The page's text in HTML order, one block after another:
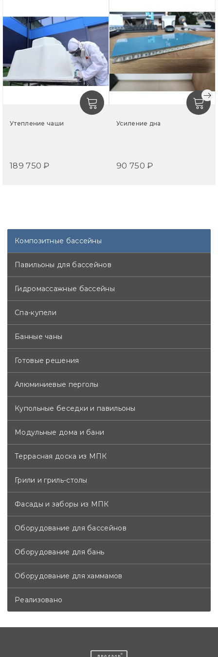
Композитные бассейны
Павильоны для бассейнов
Гидромассажные бассейны
Спа-купели
Банные чаны
Готовые решения
Алюминиевые перголы
Купольные беседки и павильоны
Модульные дома и бани
Террасная доска из МПК
Грили и гриль-столы
Фасады и заборы из МПК
Оборудование для бассейнов
Оборудование для бань
Оборудование для хаммамов
Реализовано
тек или сканди. Его простая геометрия, гармония с
большим количеством стекла и свободного
пространства идеально дополнят современный
архитектурный облик.
Чаша бассейна РИВЬЕРА 800 выполнена из
многослойного композитного материала, который не
подвержен гниению, деформации от температурных
перепадов, выгоранию на солнце. Гладкая поверхность
без швов и острых углов не склонна к биозарастанию.
Поэтому вода дольше остается чистой, а уход за
композитным бассейном прост и экономичен.
Утепление чаши
189 750 ₽
Усиление дна
90 750 ₽